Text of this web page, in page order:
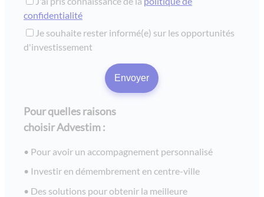
confidentialité
Je souhaite rester informé(e) sur les opportunités
d'investissement
Pour quelles raisons
choisir Advestim :
Pour avoir un accompagnement personnalisé
Investir en démembrement en centre-ville
Des solutions pour obtenir la meilleure